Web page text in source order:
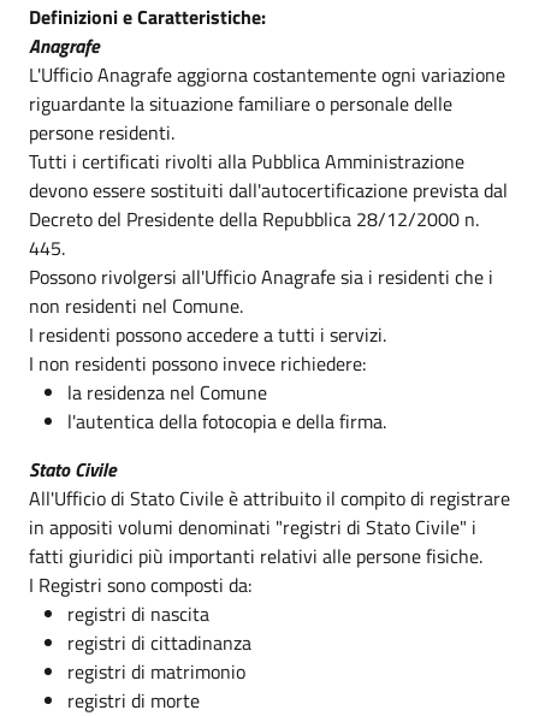
Definizioni e Caratteristiche:
Anagrafe
L'Ufficio Anagrafe aggiorna costantemente ogni variazione
riguardante la situazione familiare o personale delle
persone residenti.
Tutti i certificati rivolti alla Pubblica Amministrazione
devono essere sostituiti dall'autocertificazione prevista dal
Decreto del Presidente della Repubblica 28/12/2000 n.
445.
Possono rivolgersi all'Ufficio Anagrafe sia i residenti che i
non residenti nel Comune.
I residenti possono accedere a tutti i servizi.
I non residenti possono invece richiedere:
la residenza nel Comune
l'autentica della fotocopia e della firma.
Stato Civile
All'Ufficio di Stato Civile è attribuito il compito di registrare
in appositi volumi denominati "registri di Stato Civile" i
fatti giuridici più importanti relativi alle persone fisiche.
I Registri sono composti da:
registri di nascita
registri di cittadinanza
registri di matrimonio
registri di morte